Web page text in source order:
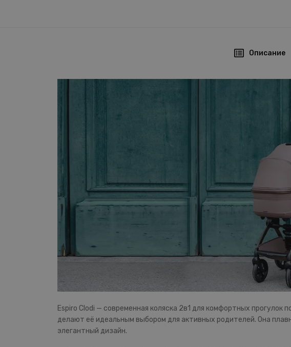
Описание
Espiro Clodi — современная коляска 2в1 для комфортных прогулок
делают её идеальным выбором для активных родителей. Она
элегантный дизайн.